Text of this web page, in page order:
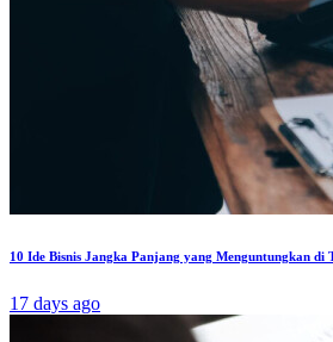
10 Ide Bisnis Jangka Panjang yang Menguntungkan di
17 days ago